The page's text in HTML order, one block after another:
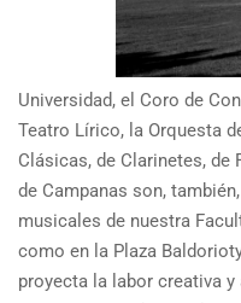
Universidad, el Coro de
Teatro Lírico, la Orquesta
Clásicas, de Clarinetes, de
de Campanas son,
musicales de nuestra
como en la Plaza
proyecta la labor creativa